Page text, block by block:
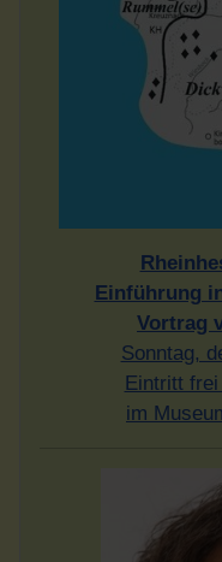
Einführung
Vortrag
Sonntag,
Eintritt
im